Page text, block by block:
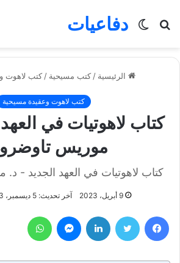
دفاعيات
بحث
الوضع
الرئيسية / كتب مسيحية / كتب لاهوت
كتب لاهوت وعقيدة مسيحية
كتاب لاهوتيات في
موريس
كتاب لاهوتيات في العهد الجديد -
9 أبريل، 2023 آخر تحديث: 5 ديسمبر، 2023
فيسبوك تويتر لينكدإن ماسنجر